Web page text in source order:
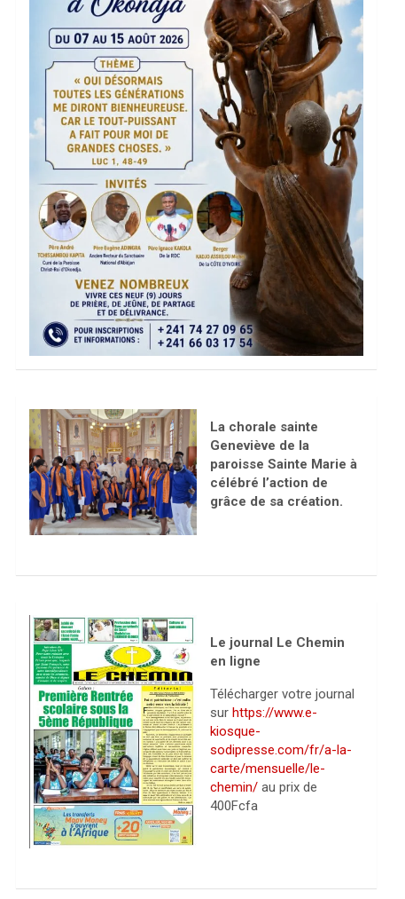
La chorale sainte
Geneviève de la
paroisse Sainte Marie à
célébré l’action de
grâce de sa création.
Le journal Le Chemin
en ligne
Télécharger votre journal
sur https://www.e-
kiosque-
sodipresse.com/fr/a-la-
carte/mensuelle/le-
chemin/au prix de
400Fcfa